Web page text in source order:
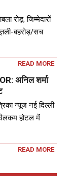
रोड़, जिम्मेदारों
बहरोड़/सच
READ MORE
अनिल शर्मा
न्यूज नई दिल्ली
वैलकम होटल में
READ MORE